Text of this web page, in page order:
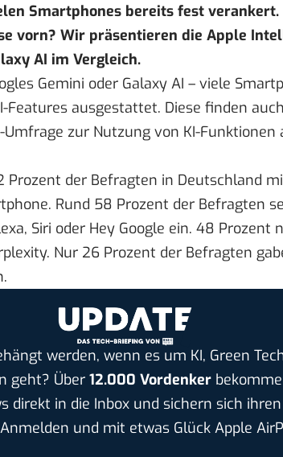
Smartphones bereits fest verankert.
vorn? Wir präsentieren die Apple
AI im Vergleich.
Gemini oder Galaxy AI – viele
Features ausgestattet. Diese finden
Umfrage zur Nutzung von KI-Funktionen
Prozent der Befragten in Deutschland
Rund 58 Prozent der Befragten
Siri oder Hey Google ein. 48 Prozent
Nur 26 Prozent der Befragten
werden, wenn es um KI, Green
geht? Über 12.000 Vordenker
direkt in die Inbox und sichern sich
und mit etwas Glück Apple